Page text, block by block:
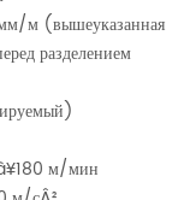
м (вышеуказанная
разделением
180 м/мин